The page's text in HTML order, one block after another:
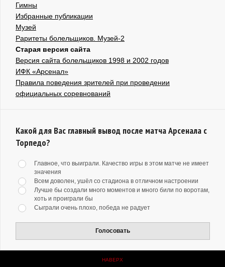
Гимны
Избранные публикации
Музей
Раритеты болельщиков. Музей-2
Старая версия сайта
Версия сайта болельщиков 1998 и 2002 годов
ИФК «Арсенал»
Правила поведения зрителей при проведении
официальных соревнований
Какой для Вас главный вывод после матча Арсенала с
Торпедо?
Главное, что выиграли. Качество игры в этом матче не имеет
значения
Всем доволен, ушёл со стадиона в отличном настроении
Лучше бы создали много моментов и много били по воротам,
хоть и проиграли бы
Сыграли очень плохо, победа не радует
Голосовать
НАВЕРХ